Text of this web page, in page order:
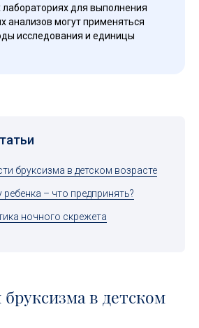
лабораториях для выполнения
анализов могут применяться
исследования и единицы
бруксизма в детском возрасте
ребенка – что предпринять?
ночного скрежета
в детском